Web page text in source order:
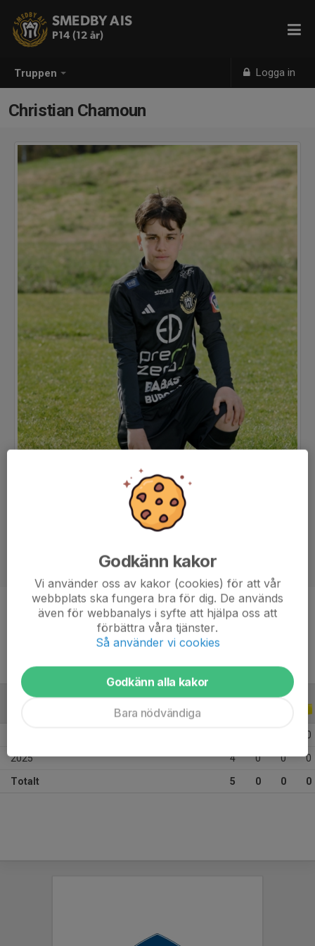
Truppen Logga in
SMEDBY AIS
P14 (12 år)
Christian Chamoun
12 år
ALLA ÅR
0
2025 4 0 0 0
Totalt 5 0 0 0
Godkänn kakor
Vi använder oss av kakor (cookies) för att vår
webbplats ska fungera bra för dig. De används
även för webbanalys i syfte att hjälpa oss att
förbättra våra tjänster.
Så använder vi cookies
Godkänn alla kakor
Bara nödvändiga